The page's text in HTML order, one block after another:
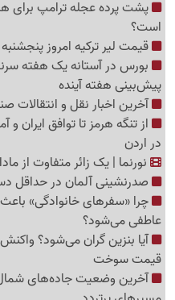
پشت پرده عجله ترامپ برای
است؟
قیمت لیر ترکیه امروز پنجشنبه 15 مرداد
بورس در آستانه یک هفته
پیش‌بینی هفته آینده
آخرین اخبار نقل‌ و انتقالات صنعت
از تنگه هرمز تا توافق ایران
در اردن
نورنما | یک زائر متفاوت
صدرنشینی آلمان در حداقل
چرا «سفرهای خانوادگی»
عاطفی می‌شود؟
آیا بنزین گران می‌شود؟
قیمت سوخت
آخرین وضعیت جاده‌های شمال